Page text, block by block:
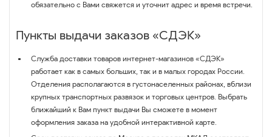
обязательно с Вами свяжется и уточнит адрес и время встречи.
Пункты выдачи заказов «СДЭК»
Служба доставки товаров интернет-магазинов «СДЭК»
работает как в самых больших, так и в малых городах России.
Отделения располагаются в густонаселенных районах, вблизи
крупных транспортных развязок и торговых центров. Выбрать
ближайший к Вам пункт выдачи Вы сможете в момент
оформления заказа на удобной интерактивной карте.